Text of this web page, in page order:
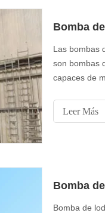
Las bombas
son bombas
capaces de
eficiencia
sencillo, las
Leer Más
Bomba de